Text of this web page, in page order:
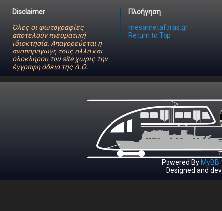
Disclaimer
Όλες οι φωτογραφίες
αποτελούν πνευματική
ιδιοκτησία. Απαγορεύεται η
αναπαραγωγη τους αλλα και
ολοκληρου του site χωρις την
έγγραφη άδεια της Δ.Ο.
Πλοήγηση
mesametaforas.gr
Return to Top
Powered By MyBB
Designed and